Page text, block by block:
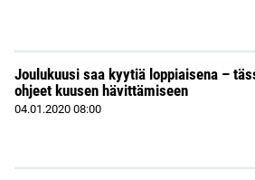
Joulukuusi saa kyytiä loppiaisena –
ohjeet kuusen hävittämiseen
04.01.2020 08:00